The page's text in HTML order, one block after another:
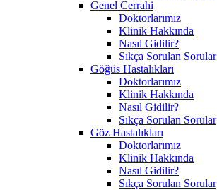
Genel Cerrahi
Doktorlarımız
Klinik Hakkında
Nasıl Gidilir?
Sıkça Sorulan Sorular
Göğüs Hastalıkları
Doktorlarımız
Klinik Hakkında
Nasıl Gidilir?
Sıkça Sorulan Sorular
Göz Hastalıkları
Doktorlarımız
Klinik Hakkında
Nasıl Gidilir?
Sıkça Sorulan Sorular